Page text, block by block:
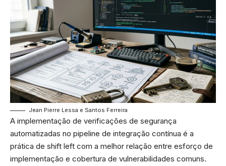
Jean Pierre Lessa e Santos Ferreira
A implementação de verificações de segurança
automatizadas no pipeline de integração contínua é a
prática de shift left com a melhor relação entre esforço de
implementação e cobertura de vulnerabilidades comuns.